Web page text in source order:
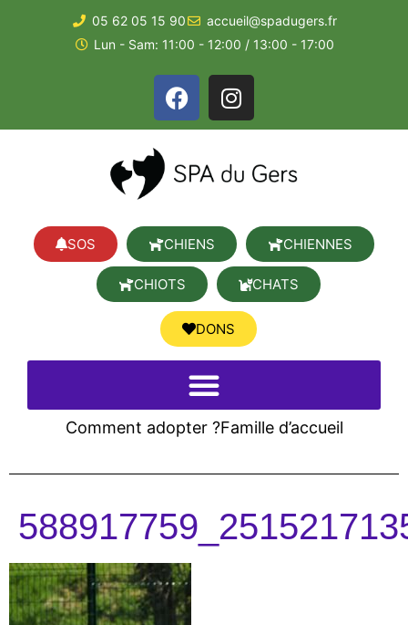
05 62 05 15 90
accueil@spadugers.fr
Lun - Sam: 11:00 - 12:00 / 13:00 - 17:00
SOS CHIENS CHIENNES
CHIOTS CHATS
DONS
Comment adopter ?Famille d’accueil